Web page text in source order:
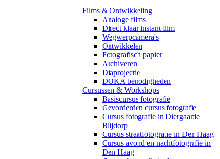
Films & Ontwikkeling
Analoge films
Direct klaar instant film
Wegwerpcamera's
Ontwikkelen
Fotografisch papier
Archiveren
Diaprojectie
DOKA benodigheden
Cursussen & Workshops
Basiscursus fotografie
Gevorderden cursus fotografie
Cursus fotografie in Diergaarde
Blijdorp
Cursus straatfotografie in Den Haag
Cursus avond en nachtfotografie in
Den Haag